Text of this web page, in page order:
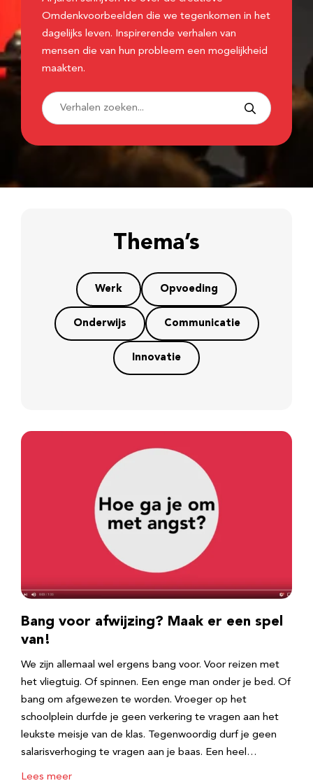
Omdenkvoorbeelden die we tegenkomen in het
dagelijks leven. Inspirerende verhalen van
mensen die van hun probleem een mogelijkheid
maakten.
Thema’s
Werk Opvoeding
Onderwijs Communicatie
Innovatie
Bang voor afwijzing? Maak er een spel
van!
We zijn allemaal wel ergens bang voor. Voor reizen met
het vliegtuig. Of spinnen. Een enge man onder je bed. Of
bang om afgewezen te worden. Vroeger op het
schoolplein durfde je geen verkering te vragen aan het
leukste meisje van de klas. Tegenwoordig durf je geen
salarisverhoging te vragen aan je baas. Een heel…
Lees meer